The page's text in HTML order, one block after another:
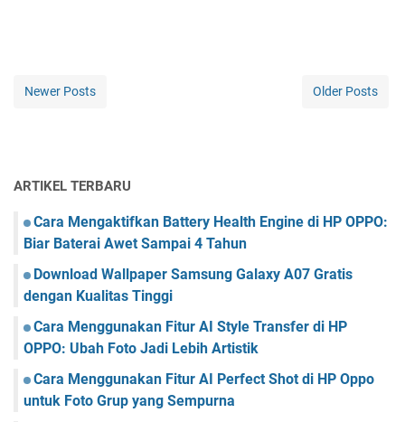
Newer Posts Older Posts
ARTIKEL TERBARU
Cara Mengaktifkan Battery Health Engine di HP OPPO:
Biar Baterai Awet Sampai 4 Tahun
Download Wallpaper Samsung Galaxy A07 Gratis
dengan Kualitas Tinggi
Cara Menggunakan Fitur AI Style Transfer di HP
OPPO: Ubah Foto Jadi Lebih Artistik
Cara Menggunakan Fitur AI Perfect Shot di HP Oppo
untuk Foto Grup yang Sempurna